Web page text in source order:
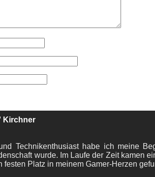
Kirchner
Technikenthusiast habe ich meine
wurde. Im Laufe der Zeit kamen
festen Platz in meinem Gamer-Herzen